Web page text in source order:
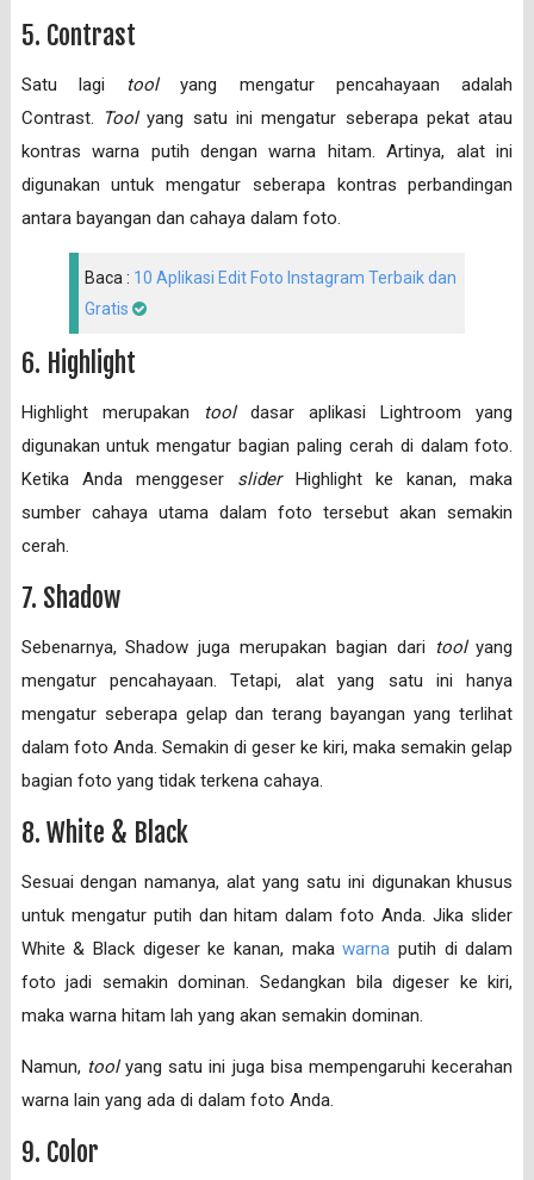
5. Contrast
Satu lagi toolyang mengatur pencahayaan adalah
Contrast.
Toolyang satu ini mengatur seberapa pekat atau
kontras warna putih dengan warna hitam. Artinya, alat ini
digunakan untuk mengatur seberapa kontras perbandingan
antara bayangan dan cahaya dalam foto.
Baca : 10 Aplikasi Edit Foto Instagram Terbaik dan
Gratis
6. Highlight
Highlight merupakan tooldasar aplikasi Lightroom yang
digunakan untuk mengatur bagian paling cerah di dalam foto.
Ketika Anda menggeser sliderHighlight ke kanan, maka
sumber cahaya utama dalam foto tersebut akan semakin
cerah.
7. Shadow
Sebenarnya, Shadow juga merupakan bagian dari toolyang
mengatur pencahayaan. Tetapi, alat yang satu ini hanya
mengatur seberapa gelap dan terang bayangan yang terlihat
dalam foto Anda. Semakin di geser ke kiri, maka semakin gelap
bagian foto yang tidak terkena cahaya.
8. White & Black
Sesuai dengan namanya, alat yang satu ini digunakan khusus
untuk mengatur putih dan hitam dalam foto Anda. Jika slider
White & Black digeser ke kanan, makawarna putih di dalam
foto jadi semakin dominan. Sedangkan bila digeser ke kiri,
maka warna hitam lah yang akan semakin dominan.
Namun, toolyang satu ini juga bisa mempengaruhi kecerahan
warna lain yang ada di dalam foto Anda.
9. Color